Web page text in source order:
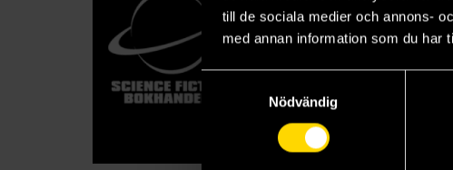
till de sociala medier och annons-
med annan information som du har
Samtyckesval
Nödvändig